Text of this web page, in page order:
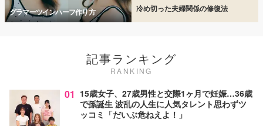
グラマーツインハーフ作り方 冷め切った夫婦関係の修復法
記事ランキング
RANKING
01 15歳女子、27歳男性と交際1ヶ月で妊娠…36歳
で孫誕生 波乱の人生に人気タレント思わずツ
ッコミ「だいぶ危ねえよ！」